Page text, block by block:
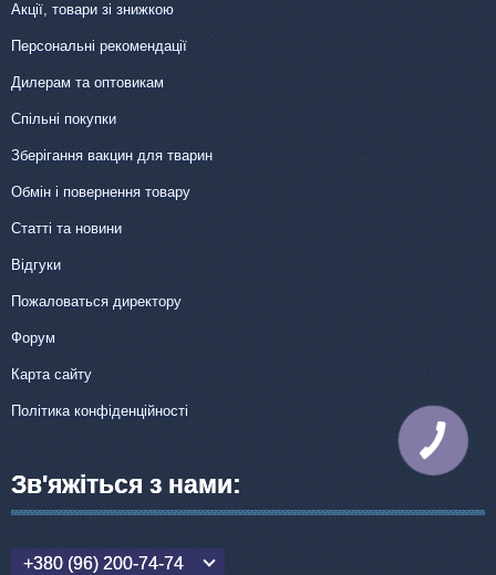
Акції, товари зі знижкою
Персональні рекомендації
Дилерам та оптовикам
Спільні покупки
Зберігання вакцин для тварин
Обмін і повернення товару
Статті та новини
Відгуки
Пожаловаться директору
Форум
Карта сайту
Політика конфіденційності
Зв'яжіться з нами:
+380 (96) 200-74-74
КНОПКА
ЗВ'ЯЗКУ